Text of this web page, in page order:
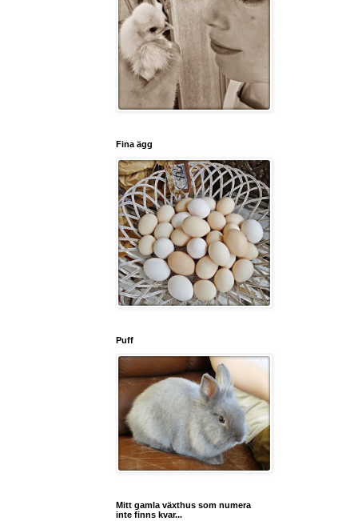
Fina ägg
Puff
Mitt gamla växthus som numera
inte finns kvar...